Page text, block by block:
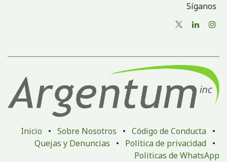
Síganos
Inicio • Sobre Nosotros • Código de Conducta •
Quejas y Denuncias
• Política de privacidad •
Politicas de WhatsApp